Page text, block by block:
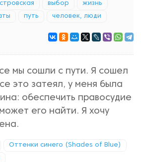
выбор жизнь
путь человек, люди
мы сошли с пути. Я сошел
это затеял, у меня была
обеспечить правосудие
его найти. Я хочу
Оттенки синего (Shades of Blue)